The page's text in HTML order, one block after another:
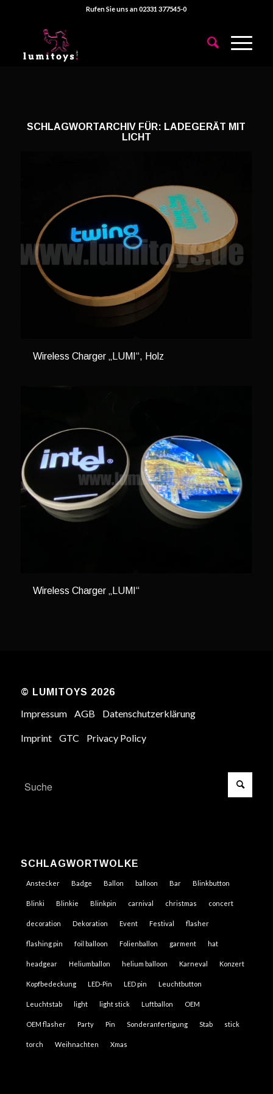
Rufen Sie uns an 02331 377545-0
SCHLAGWORTARCHIV FÜR: LADEGERÄT MIT
LICHT
Wireless Charger „LUMI“, Holz
Wireless Charger „LUMI“
© LUMITOYS 2026
Impressum AGB Datenschutzerklärung
Imprint GTC Privacy Policy
SCHLAGWORTWOLKE
Anstecker Badge Ballon balloon Bar Blinkbutton
Blinki Blinkie Blinkpin carnival christmas concert
decoration Dekoration Event Festival flasher
flashing pin foil balloon Folienballon garment hat
headgear Heliumballon helium balloon Karneval Konzert
Kopfbedeckung LED-Pin LED pin Leuchtbutton
Leuchtstab light light stick Luftballon OEM
OEM flasher Party Pin Sonderanfertigung Stab stick
torch Weihnachten Xmas